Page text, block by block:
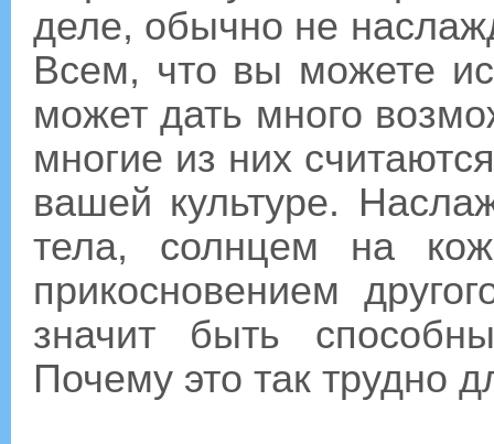
деле, обычно не
Всем, что вы можете
может дать много
многие из них
вашей культуре.
тела, солнцем на
прикосновением
значит быть
Почему это так трудно